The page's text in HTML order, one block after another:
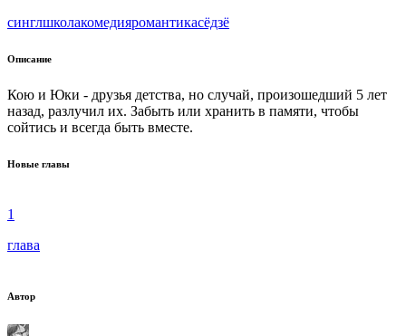
синглшколакомедияромантикасёдзё
Описание
Кою и Юки - друзья детства, но случай, произошедший 5 лет
назад, разлучил их. Забыть или хранить в памяти, чтобы
сойтись и всегда быть вместе.
Новые главы
1
глава
Автор